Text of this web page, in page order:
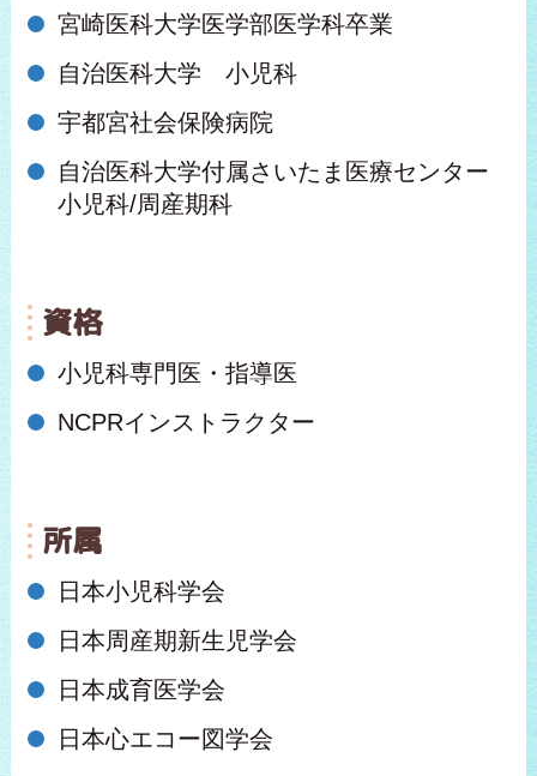
宮崎医科大学医学部医学科卒業
自治医科大学 小児科
宇都宮社会保険病院
自治医科大学付属さいたま医療センター
小児科/周産期科
資格
小児科専門医・指導医
NCPRインストラクター
所属
日本小児科学会
日本周産期新生児学会
日本成育医学会
日本心エコー図学会